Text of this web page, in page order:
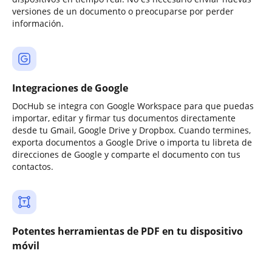
versiones de un documento o preocuparse por perder
información.
Integraciones de Google
DocHub se integra con Google Workspace para que puedas
importar, editar y firmar tus documentos directamente
desde tu Gmail, Google Drive y Dropbox. Cuando termines,
exporta documentos a Google Drive o importa tu libreta de
direcciones de Google y comparte el documento con tus
contactos.
Potentes herramientas de PDF en tu dispositivo
móvil